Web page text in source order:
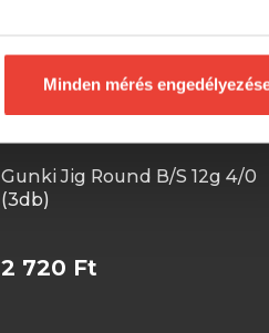
Minden mérés
Gunki Jig Round B/S 12g 4/0
(3db)
2 720 Ft